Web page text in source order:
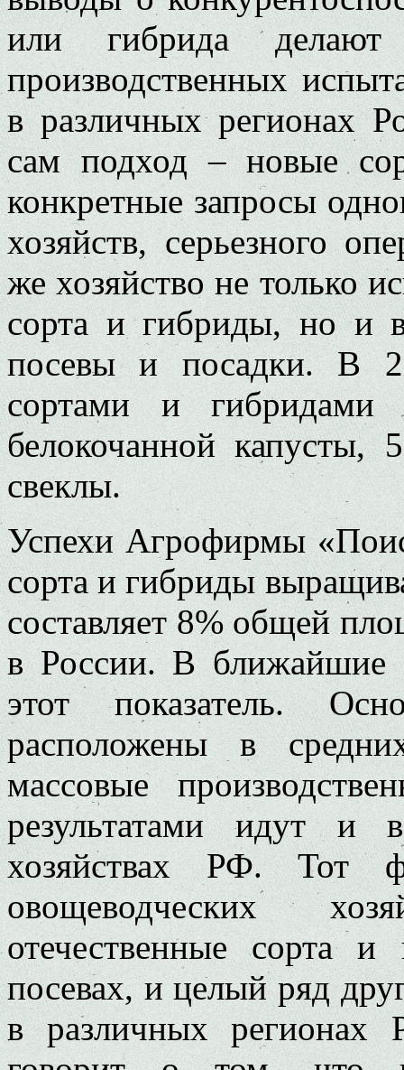
или гибрида делают
производственных
в различных регионах
сам подход – новые
конкретные запросы
хозяйств, серьезного
же хозяйство не только
сорта и гибриды, но и
посевы и посадки. В
сортами и
белокочанной
свеклы.
Успехи Агрофирмы
сорта и гибриды
составляет 8% общей
в России. В ближайшие
этот показатель.
расположены в
массовые
результатами идут и
хозяйствах РФ. Тот
овощеводческих
отечественные сорта
посевах, и целый ряд
в различных регионах